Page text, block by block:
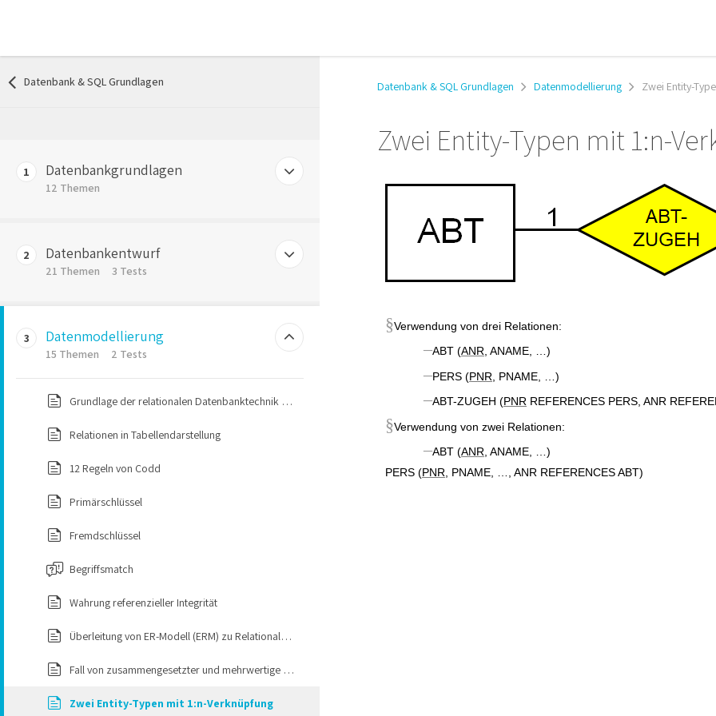
Datenbank & SQL Grundlagen
1 Datenbankgrundlagen
12 Themen
Vorlesung Content Datenbankgrundlagen
Excel vs. Datenbanken
Definition Datenbanksystem und Bestandteile
Verwendung von Dateisystemen​
Aufgaben eines Datenbanksystems
ACID-Eigenschaften
Anforderungen von Anwendungen an eine DB
Aktuelle Trends im Bereich Datenbanken
2 Datenbankentwurf
21 Themen 3 Tests
Entwicklungsphasen zu einer Applikation
3 Datenmodellierung
15 Themen 2 Tests
Grundlage der relationalen Datenbanktechnik nach Edgar F. Codd
Relationen in Tabellendarstellung
12 Regeln von Codd
Primärschlüssel
Fremdschlüssel
Begriffsmatch
Wahrung referenzieller Integrität
Überleitung von ER-Modell (ERM) zu Relationalen-Modell (RM)
Fall von zusammengesetzter und mehrwertige Attribute
Zwei Entity-Typen mit 1:n-Verknüpfung
Datenbank & SQL Grundlagen Datenmodellierung Zwei Entity-
Zwei Entity-Typen mit 1:n-
§Verwendung von drei Relationen:
–ABT (ANR , ANAME, …)
–PERS (PNR , PNAME, …)
–ABT-ZUGEH (PNR REFERENCES PERS, ANR
§Verwendung von zwei Relationen:
–ABT (ANR , ANAME, …)
PERS (PNR , PNAME, …, ANR REFERENCESABT)